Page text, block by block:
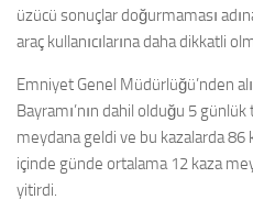
üzücü sonuçlar doğurmaması
araç kullanıcılarına daha dikkatli
Emniyet Genel Müdürlüğü’nden
Bayramı’nın dahil olduğu 5
meydana geldi ve bu kazalarda 86
içinde günde ortalama 12 kaza
yitirdi.